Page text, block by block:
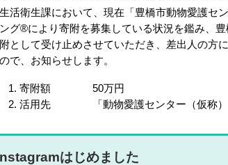
衛生課において、現在「豊橋市動物愛護セ
グ®により寄附を募集している状況を鑑み、
として受け止めさせていただき、差出人の方
で、お知らせします。
寄附額 50万円
活用先 「動物愛護センター（仮称）整
はじめました